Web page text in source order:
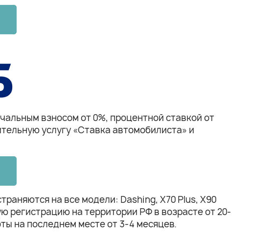
взносом от 0%, процентной ставкой от
услугу «Ставка автомобилиста» и
на все модели: Dashing, X70 Plus, X90
на территории РФ в возрасте от 20-
на последнем месте от 3-4 месяцев.